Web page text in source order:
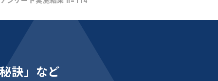
訣」など